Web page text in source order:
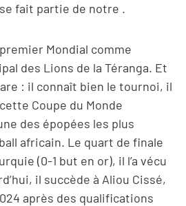
fait partie de notre .
Mondial comme
des Lions de la Téranga. Et
: il connaît bien le tournoi, il
Coupe du Monde
des épopées les plus
africain. Le quart de finale
(0-1 but en or), il l’a vécu
il succède à Aliou Cissé,
après des qualifications